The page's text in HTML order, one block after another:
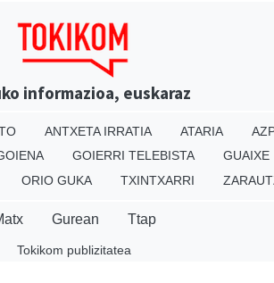
informazioa, euskaraz
ANTXETA IRRATIA ATARIA
GOIERRI TELEBISTA GUAIXE
ORIO GUKA TXINTXARRI
Gurean Ttap
Tokikom publizitatea